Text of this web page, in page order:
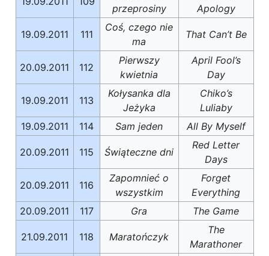
przeprosiny
Apology
19.09.2011 111
Coś, czego nie
ma
That Can’t Be
20.09.2011 112
Pierwszy
kwietnia
April Fool’s
Day
19.09.2011 113
Kołysanka dla
Jeżyka
Chiko’s
Luliaby
19.09.2011
114 Sam jeden All By Myself
20.09.2011 115 Świąteczne dni
Red Letter
Days
20.09.2011 116
Zapomnieć o
wszystkim
Forget
Everything
20.09.2011
117 Gra The Game
21.09.2011 118 Maratończyk
The
Marathoner